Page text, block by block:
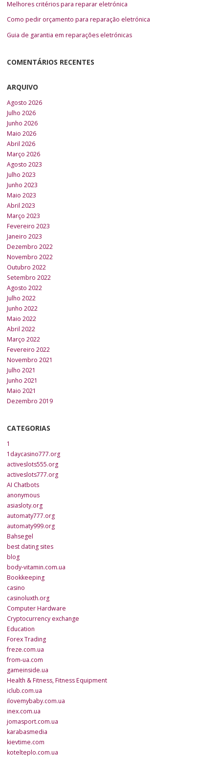
Melhores critérios para reparar eletrónica
Como pedir orçamento para reparação eletrónica
Guia de garantia em reparações eletrónicas
COMENTÁRIOS RECENTES
ARQUIVO
Agosto 2026
Julho 2026
Junho 2026
Maio 2026
Abril 2026
Março 2026
Agosto 2023
Julho 2023
Junho 2023
Maio 2023
Abril 2023
Março 2023
Fevereiro 2023
Janeiro 2023
Dezembro 2022
Novembro 2022
Outubro 2022
Setembro 2022
Agosto 2022
Julho 2022
Junho 2022
Maio 2022
Abril 2022
Março 2022
Fevereiro 2022
Novembro 2021
Julho 2021
Junho 2021
Maio 2021
Dezembro 2019
CATEGORIAS
1
1daycasino777.org
activeslots555.org
activeslots777.org
AI Chatbots
anonymous
asiasloty.org
automaty777.org
automaty999.org
Bahsegel
best dating sites
blog
body-vitamin.com.ua
Bookkeeping
casino
casinoluxth.org
Computer Hardware
Cryptocurrency exchange
Education
Forex Trading
freze.com.ua
from-ua.com
gameinside.ua
Health & Fitness, Fitness Equipment
iclub.com.ua
ilovemybaby.com.ua
inex.com.ua
jomasport.com.ua
karabasmedia
kievtime.com
kotelteplo.com.ua